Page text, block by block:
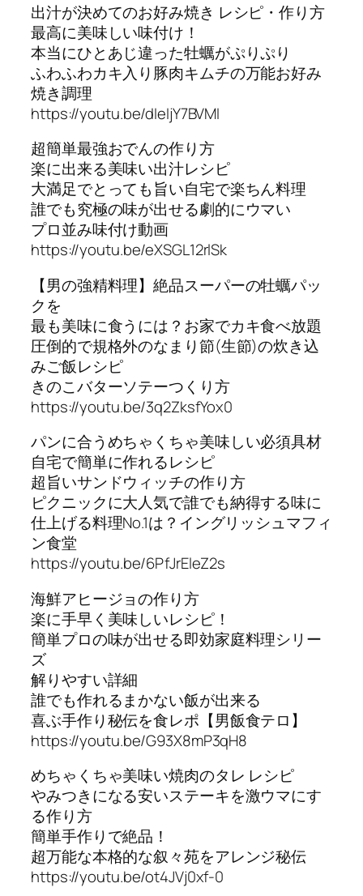
出汁が決めてのお好み焼き レシピ・作り方
最高に美味しい味付け！
本当にひとあじ違った牡蠣がぷりぷり
ふわふわカキ入り豚肉キムチの万能お好み
焼き調理
https://youtu.be/dIeIjY7BVMI
超簡単最強おでんの作り方
楽に出来る美味い出汁レシピ
大満足でとっても旨い自宅で楽ちん料理
誰でも究極の味が出せる劇的にウマい
プロ並み味付け動画
https://youtu.be/eXSGL12rlSk
【男の強精料理】絶品スーパーの牡蠣パッ
クを
最も美味に食うには？お家でカキ食べ放題
圧倒的で規格外のなまり節(生節)の炊き込
みご飯レシピ
きのこバターソテーつくり方
https://youtu.be/3q2ZksfYox0
パンに合うめちゃくちゃ美味しい必須具材
自宅で簡単に作れるレシピ
超旨いサンドウィッチの作り方
ピクニックに大人気で誰でも納得する味に
仕上げる料理No.1は？イングリッシュマフィ
ン食堂
https://youtu.be/6PfJrEleZ2s
海鮮アヒージョの作り方
楽に手早く美味しいレシピ！
簡単プロの味が出せる即効家庭料理シリー
ズ
解りやすい詳細
誰でも作れるまかない飯が出来る
喜ぶ手作り秘伝を食レポ【男飯食テロ】
https://youtu.be/G93X8mP3qH8
めちゃくちゃ美味い焼肉のタレ レシピ
やみつきになる安いステーキを激ウマにす
る作り方
簡単手作りで絶品！
超万能な本格的な叙々苑をアレンジ秘伝
https://youtu.be/ot4JVj0xf-0